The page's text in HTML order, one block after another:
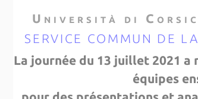
U n i v e r s i t à d i C o r s i
SERVICE COMMUN DE
La journée du 13 juillet 2021 a
équipes